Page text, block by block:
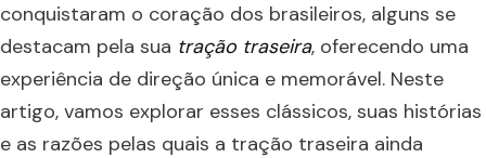
conquistaram o coração dos brasileiros, alguns se
destacam pela sua tração traseira, oferecendo uma
experiência de direção única e memorável. Neste
artigo, vamos explorar esses clássicos, suas histórias
e as razões pelas quais a tração traseira ainda